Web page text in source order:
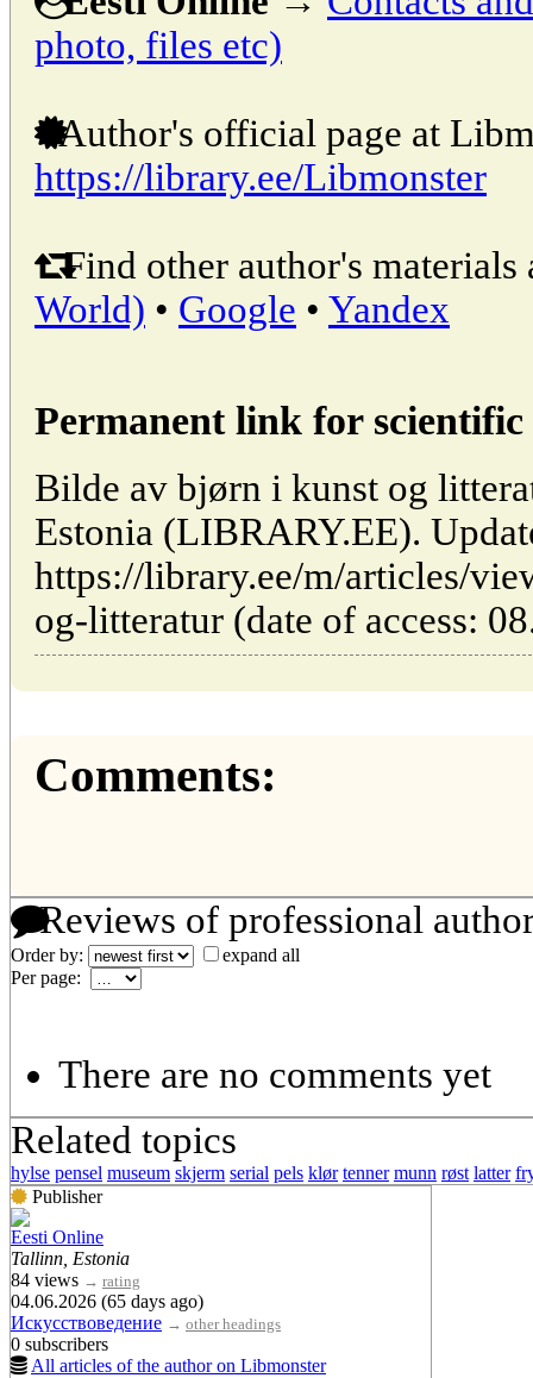
photo, files etc)
Author's official page at
https://library.ee/Libmonster
Find other author's materials
World) • Google • Yandex
Permanent link for
Bilde av bjørn i kunst og
Estonia (LIBRARY.EE).
https://library.ee/m/articles/
og-litteratur (date of access:
Comments:
Reviews of professional
Order by:
expand all
Per page:
There are no comments yet
Related topics
hylse pensel museum skjerm serial pels klør tenner munn røst latter
Publisher
Eesti Online
Tallinn, Estonia
84 views → rating
04.06.2026 (65 days ago)
Искусствоведение → other headings
0 subscribers
All articles of the author on Libmonster